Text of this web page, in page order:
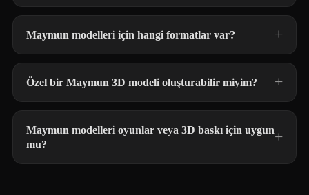
Maymun modelleri için hangi formatlar var?
Özel bir Maymun 3D modeli oluşturabilir miyim?
Maymun modelleri oyunlar veya 3D baskı için uygun
mu?